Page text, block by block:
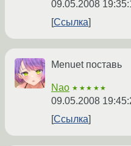
09.05.2008
Ссылка
Menuet поставь
Nao ★★★★★
09.05.2008
Ссылка